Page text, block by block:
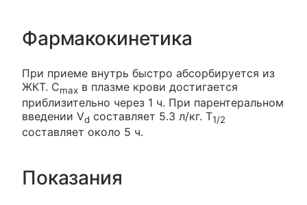
Фармакокинетика
При приеме внутрь быстро абсорбируется из
ЖКТ. Cmax в плазме крови достигается
приблизительно через 1 ч. При парентеральном
введении Vd составляет 5.3 л/кг. T1/2
составляет около 5 ч.
Показания